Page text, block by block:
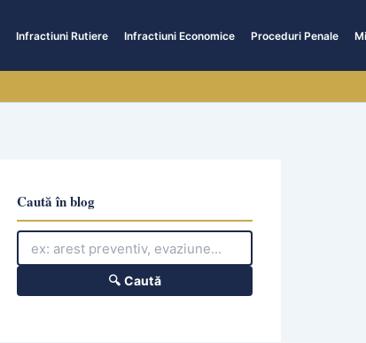
Infractiuni Rutiere Infractiuni Economice Proceduri Penale
Caută în blog
🔍 Caută